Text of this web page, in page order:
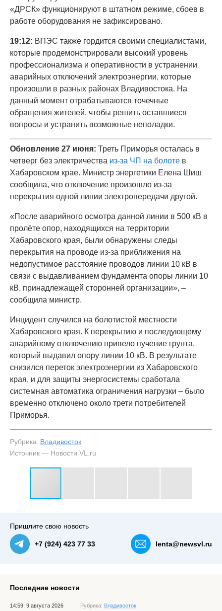
«ДРСК» функционируют в штатном режиме, сбоев в
работе оборудования не зафиксировано.
19:12: ВПЭС также гордится своими специалистами,
которые продемонстрировали высокий уровень
профессионализма и оперативности в устранении
аварийных отключений электроэнергии, которые
произошли в разных районах Владивостока. На
данный момент отрабатываются точечные
обращения жителей, чтобы решить оставшиеся
вопросы и устранить возможные неполадки.
Обновление 27 июня: Треть Приморья осталась в
четверг без электричества из-за ЧП на болоте в
Хабаровском крае. Министр энергетики Елена Шиш
сообщила, что отключение произошло из-за
перекрытия одной линии электропередачи другой.
«После аварийного осмотра данной линии в 500 кВ в
пролёте опор, находящихся на территории
Хабаровского края, были обнаружены следы
перекрытия на проводе из-за приближения на
недопустимое расстояние проводов линии 10 кВ в
связи с выдавливанием фундамента опоры линии 10
кВ, принадлежащей сторонней организации», –
сообщила министр.
Инцидент случился на болотистой местности
Хабаровского края. К перекрытию и последующему
аварийному отключению привело пучение грунта,
который выдавил опору линии 10 кВ. В результате
снизился переток электроэнергии из Хабаровского
края, и для защиты энергосистемы сработала
системная автоматика ограничения нагрузки – было
временно отключено около трети потребителей
Приморья.
Рубрика: Владивосток
Источник — Новости VL.ru
Пришлите свою новость
+7 (924) 423 77 33 lenta@newsvl.ru
Последние новости
14:59, 9 августа 2026 Рубрика: Владивосток